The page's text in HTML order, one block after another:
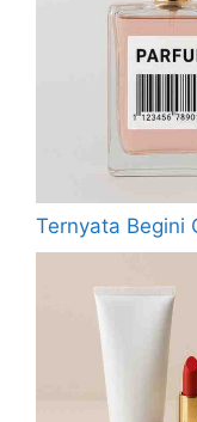
Ternyata Begini